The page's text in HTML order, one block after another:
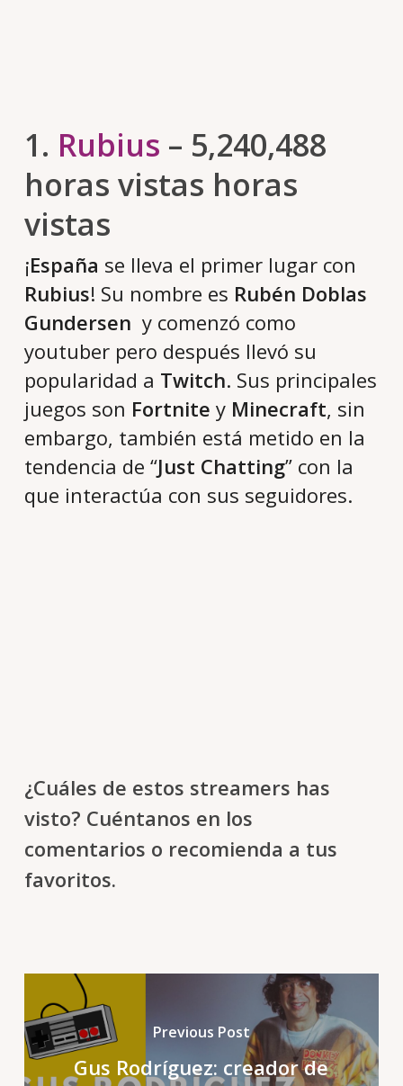
1. Rubius – 5,240,488
horas vistas horas
vistas
¡España se lleva el primer lugar con
Rubius! Su nombre es Rubén Doblas
Gundersen y comenzó como
youtuber pero después llevó su
popularidad a Twitch. Sus principales
juegos son Fortnite y Minecraft, sin
embargo, también está metido en la
tendencia de “Just Chatting” con la
que interactúa con sus seguidores.
¿Cuáles de estos streamers has
visto? Cuéntanos en los
comentarios o recomienda a tus
favoritos.
Previous Post
Gus Rodríguez: creador de